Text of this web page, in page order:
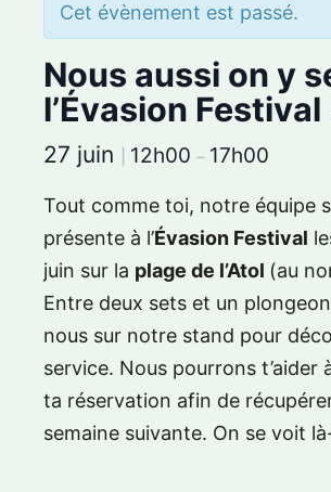
Cet évènement est passé.
Nous aussi on y
l’Évasion Festival
27 juin 12h00 – 17h00
Tout comme toi, notre équipe
présente à l’Évasion Festival
juin sur la plage de l’Atol (au
Entre deux sets et un
nous sur notre stand pour
service. Nous pourrons t’aider
ta réservation afin de
semaine suivante. On se voit